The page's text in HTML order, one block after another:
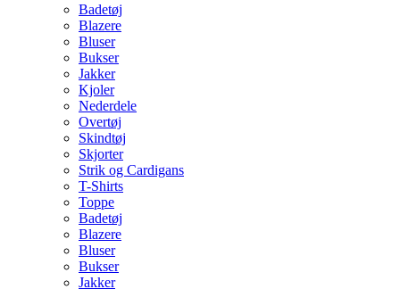
Badetøj
Blazere
Bluser
Bukser
Jakker
Kjoler
Nederdele
Overtøj
Skindtøj
Skjorter
Strik og Cardigans
T-Shirts
Toppe
Badetøj
Blazere
Bluser
Bukser
Jakker